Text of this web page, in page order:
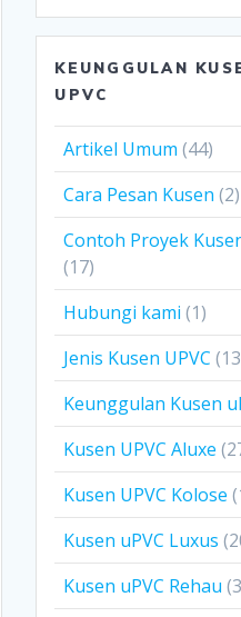
KEUNGGULAN
UPVC
Artikel Umum (44)
Cara Pesan Kusen (2)
Contoh Proyek
(17)
Hubungi kami (1)
Jenis Kusen UPVC
Keunggulan Kusen
Kusen UPVC Aluxe
Kusen UPVC Kolose
Kusen uPVC Luxus
Kusen uPVC Rehau